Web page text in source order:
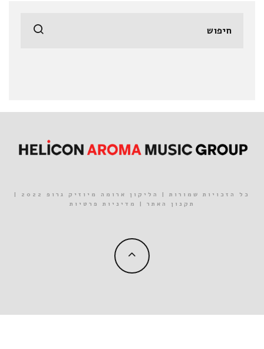
כל הזכויות שמורות | הליקון ארומה מיוזיק גרופ 2022 |
תקנון האתר | מדיניות פרטיות